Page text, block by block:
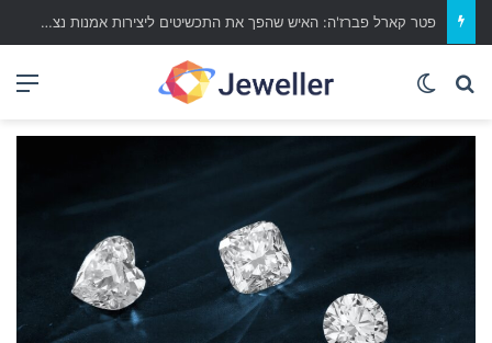
פטר קארל פברז'ה: האיש שהפך את התכשיטים ליצירות אמנות נצחיות
מה ברצונך לחפש?
Switch skin